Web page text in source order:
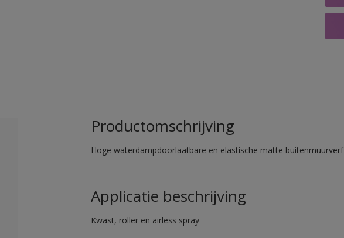
Productomschrijving
Hoge waterdampdoorlaatbare en elastische matte buitenmuurverf
Applicatie beschrijving
Kwast, roller en airless spray